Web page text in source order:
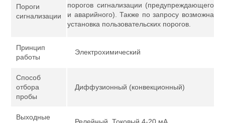
Пороги
сигнализации
порогов сигнализации (предупреждающего
и аварийного). Также по запросу возможна
установка пользовательских порогов.
Принцип
работы
Электрохимический
Способ
отбора
пробы
Диффузионный (конвекционный)
Выходные